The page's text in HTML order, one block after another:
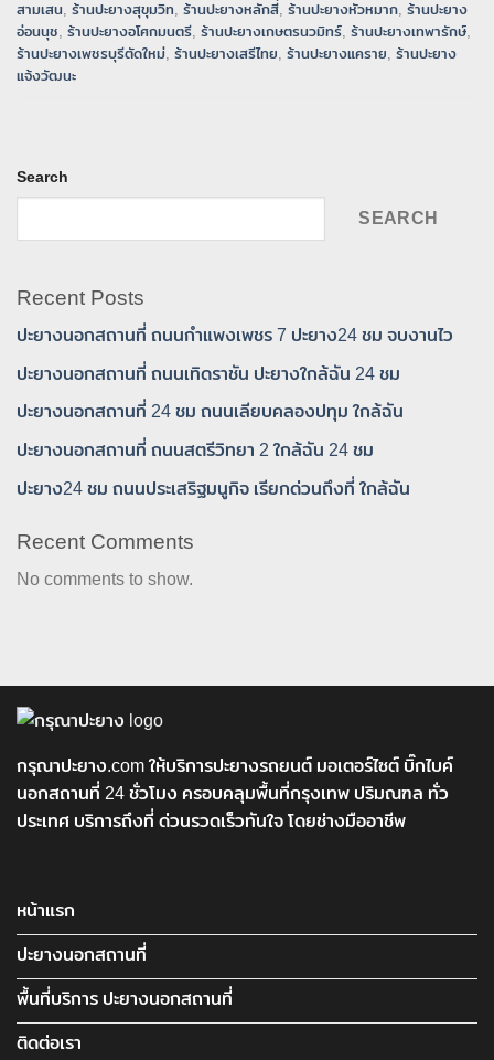
สามเสน, ร้านปะยางสุขุมวิท, ร้านปะยางหลักสี่, ร้านปะยางหัวหมาก, ร้านปะยาง
อ่อนนุช, ร้านปะยางอโศกมนตรี, ร้านปะยางเกษตรนวมิทร์, ร้านปะยางเทพารักษ์,
ร้านปะยางเพชรบุรีตัดใหม่, ร้านปะยางเสรีไทย, ร้านปะยางแคราย, ร้านปะยาง
แจ้งวัฒนะ
Search
SEARCH
Recent Posts
ปะยางนอกสถานที่ ถนนกำแพงเพชร 7 ปะยาง24 ชม จบงานไว
ปะยางนอกสถานที่ ถนนเทิดราชัน ปะยางใกล้ฉัน 24 ชม
ปะยางนอกสถานที่ 24 ชม ถนนเลียบคลองปทุม ใกล้ฉัน
ปะยางนอกสถานที่ ถนนสตรีวิทยา 2 ใกล้ฉัน 24 ชม
ปะยาง24 ชม ถนนประเสริฐมนูกิจ เรียกด่วนถึงที่ ใกล้ฉัน
Recent Comments
No comments to show.
กรุณาปะยาง.com ให้บริการปะยางรถยนต์ มอเตอร์ไซต์ บิ๊กไบค์
นอกสถานที่ 24 ชั่วโมง ครอบคลุมพื้นที่กรุงเทพ ปริมณฑล ทั่ว
ประเทศ บริการถึงที่ ด่วนรวดเร็วทันใจ โดยช่างมืออาชีพ
หน้าแรก
ปะยางนอกสถานที่
พื้นที่บริการ ปะยางนอกสถานที่
ติดต่อเรา